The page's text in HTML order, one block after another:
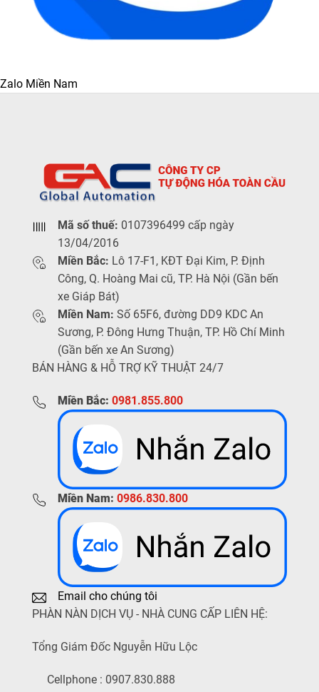
Zalo Miền Nam
Mã số thuế: 0107396499 cấp ngày
13/04/2016
Miền Bắc: Lô 17-F1, KĐT Đại Kim, P. Định
Công, Q. Hoàng Mai cũ, TP. Hà Nội (Gần bến
xe Giáp Bát)
Miền Nam: Số 65F6, đường DD9 KDC An
Sương, P. Đông Hưng Thuận, TP. Hồ Chí Minh
(Gần bến xe An Sương)
BÁN HÀNG & HỖ TRỢ KỸ THUẬT 24/7
Miền Bắc: 0981.855.800
Miền Nam: 0986.830.800
Email cho chúng tôi
PHÀN NÀN DỊCH VỤ - NHÀ CUNG CẤP LIÊN HỆ:
Tổng Giám Đốc Nguyễn Hữu Lộc
Cellphone : 0907.830.888